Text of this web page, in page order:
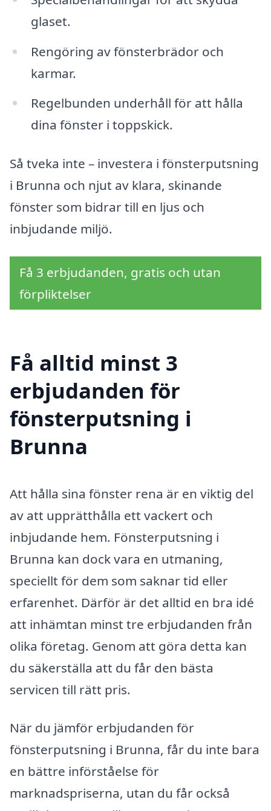
glaset.
Rengöring av fönsterbrädor och
karmar.
Regelbunden underhåll för att hålla
dina fönster i toppskick.
Så tveka inte – investera i fönsterputsning
i Brunna och njut av klara, skinande
fönster som bidrar till en ljus och
inbjudande miljö.
Få 3 erbjudanden, gratis och utan
förpliktelser
Få alltid minst 3
erbjudanden för
fönsterputsning i
Brunna
Att hålla sina fönster rena är en viktig del
av att upprätthålla ett vackert och
inbjudande hem. Fönsterputsning i
Brunna kan dock vara en utmaning,
speciellt för dem som saknar tid eller
erfarenhet. Därför är det alltid en bra idé
att inhämtan minst tre erbjudanden från
olika företag. Genom att göra detta kan
du säkerställa att du får den bästa
servicen till rätt pris.
När du jämför erbjudanden för
fönsterputsning i Brunna, får du inte bara
en bättre införståelse för
marknadspriserna, utan du får också